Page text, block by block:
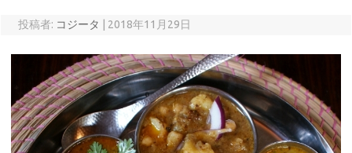
投稿者: コジータ 2018年11月29日